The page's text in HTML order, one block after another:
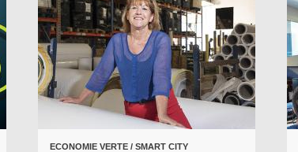
ECONOMIE VERTE / SMART CITY